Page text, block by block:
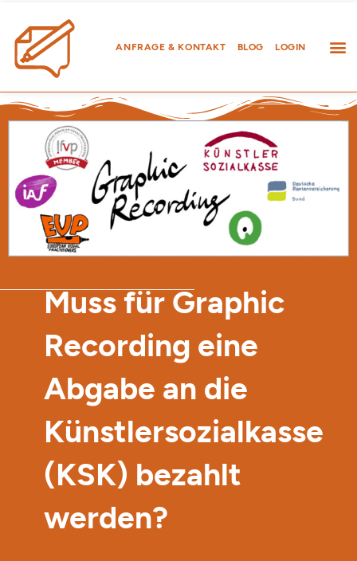
Inhalt
springen
ANFRAGE & KONTAKT BLOG LOGIN
Muss für Graphic
Recording eine
Abgabe an die
Künstlersozialkasse
(KSK) bezahlt
werden?